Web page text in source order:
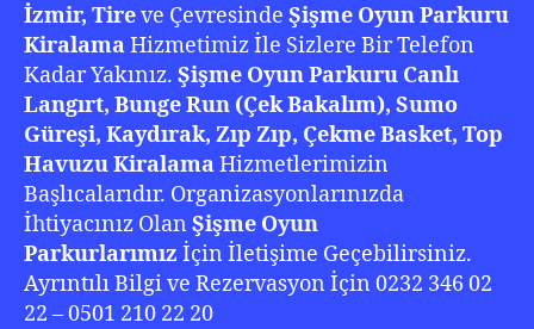
İzmir, Tireve Çevresinde Şişme Oyun Parkuru
KiralamaHizmetimiz İle Sizlere Bir Telefon
Kadar Yakınız. Şişme Oyun Parkuru Canlı
Langırt, Bunge Run (Çek Bakalım), Sumo
Güreşi, Kaydırak, Zıp Zıp, Çekme Basket, Top
Havuzu KiralamaHizmetlerimizin
Başlıcalarıdır. Organizasyonlarınızda
İhtiyacınız Olan Şişme Oyun
Parkurlarımız İçin İletişime Geçebilirsiniz.
Ayrıntılı Bilgi ve Rezervasyon İçin 0232 346 02
22 – 0501 210 22 20